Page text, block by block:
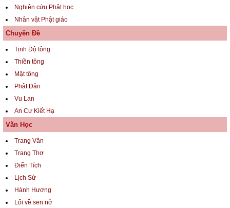
Nghiên cứu Phật học
Nhân vật Phật giáo
Chuyên Đề
Tịnh Độ tông
Thiền tông
Mật tông
Phật Đản
Vu Lan
An Cư Kiết Hạ
Văn Học
Trang Văn
Trang Thơ
Điển Tích
Lịch Sử
Hành Hương
Lối về sen nở